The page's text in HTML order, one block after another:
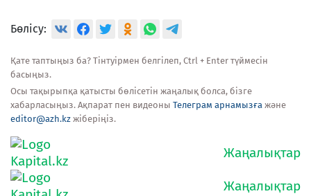
Бөлісу:
Қате таптыңыз ба? Тінтуірмен белгілеп, Ctrl + Enter түймесін
басыңыз.
Осы тақырыпқа қатысты бөлісетін жаңалық болса, бізге
хабарласыңыз. Ақпарат пен видеоны Телеграм арнамызға және
editor@azh.kz жіберіңіз.